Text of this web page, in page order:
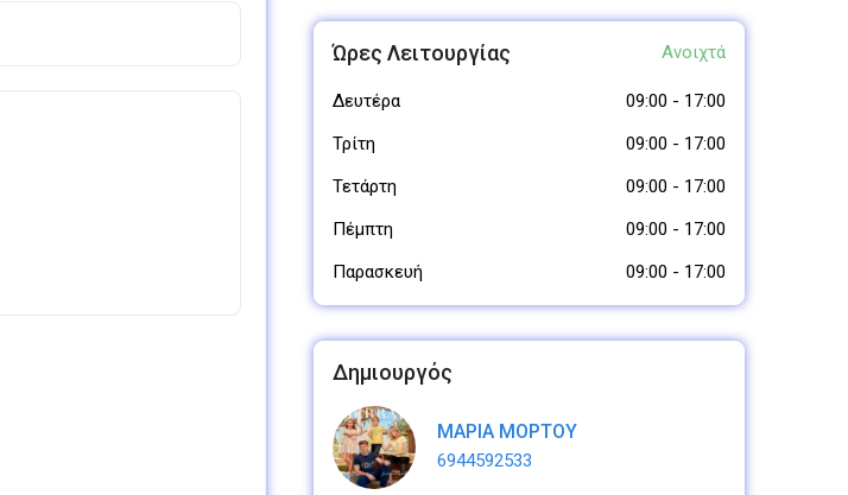
Ώρες Λειτουργίας Ανοιχτά
Δευτέρα 09:00 - 17:00
Τρίτη
09:00 - 17:00
Τετάρτη
09:00 - 17:00
Πέμπτη
09:00 - 17:00
Παρασκευή
09:00 - 17:00
Δημιουργός
ΜΑΡΙΑ ΜΟΡΤΟΥ
6944592533